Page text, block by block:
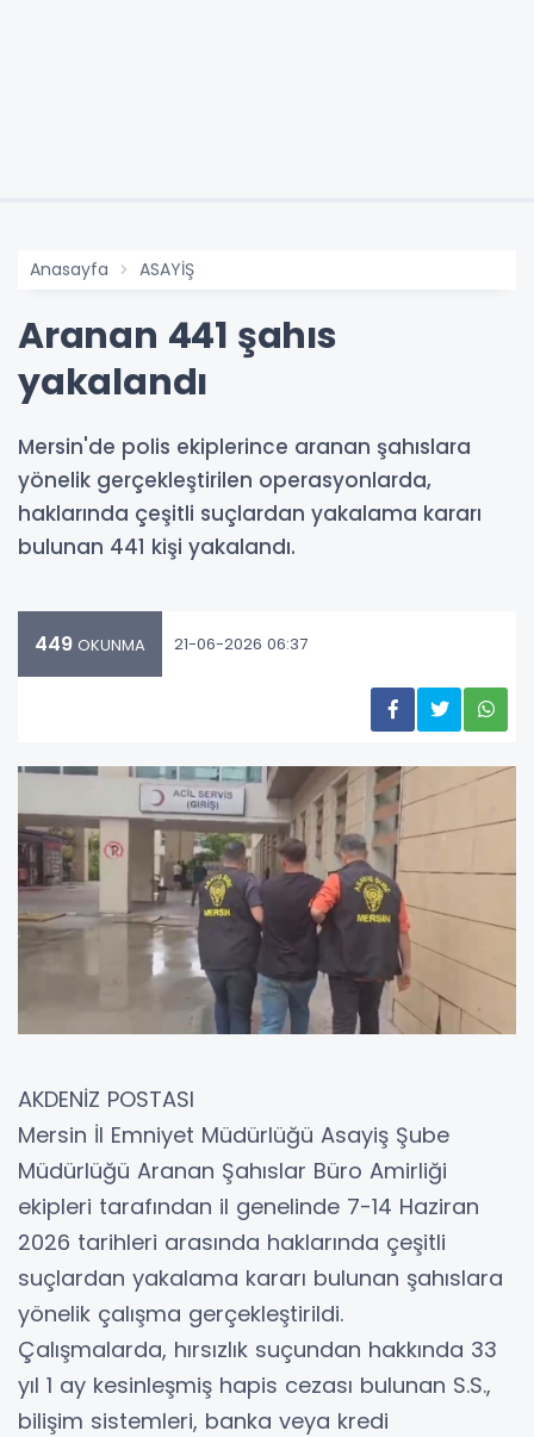
Anasayfa ASAYİŞ
Aranan 441 şahıs
yakalandı
Mersin'de polis ekiplerince aranan şahıslara
yönelik gerçekleştirilen operasyonlarda,
haklarında çeşitli suçlardan yakalama kararı
bulunan 441 kişi yakalandı.
449 OKUNMA 21-06-2026 06:37
AKDENİZ POSTASI
Mersin İl Emniyet Müdürlüğü Asayiş Şube
Müdürlüğü Aranan Şahıslar Büro Amirliği
ekipleri tarafından il genelinde 7-14 Haziran
2026 tarihleri arasında haklarında çeşitli
suçlardan yakalama kararı bulunan şahıslara
yönelik çalışma gerçekleştirildi.
Çalışmalarda, hırsızlık suçundan hakkında 33
yıl 1 ay kesinleşmiş hapis cezası bulunan S.S.,
bilişim sistemleri, banka veya kredi